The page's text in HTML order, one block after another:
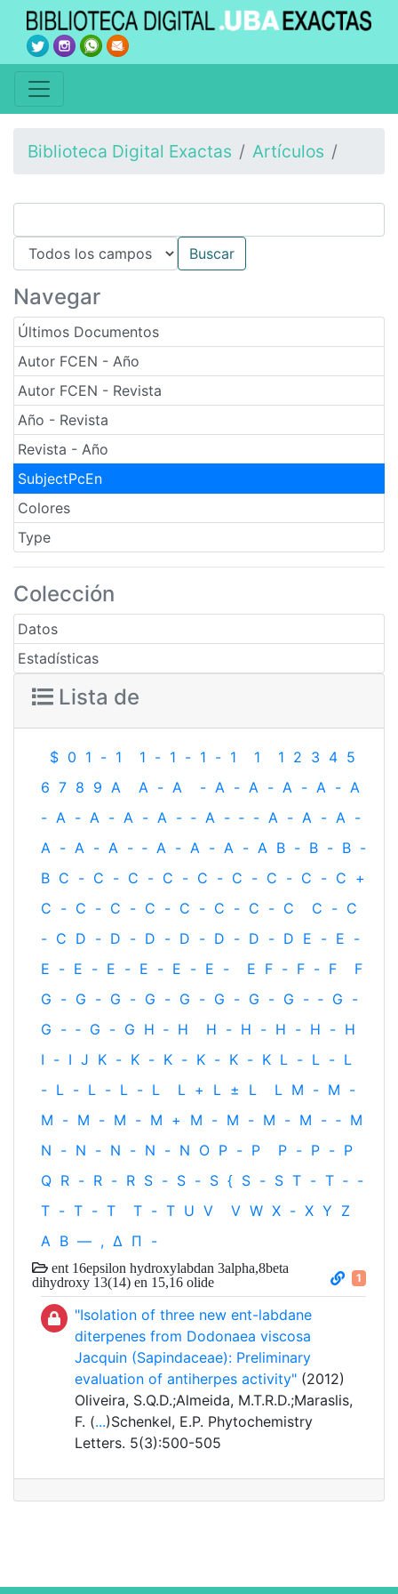
Biblioteca Digital Exactas Artículos
Navegar
Últimos Documentos
Autor FCEN - Año
Autor FCEN - Revista
Año - Revista
Revista - Año
SubjectPcEn
Colores
Type
Colección
Datos
Estadísticas
Lista de
$ 0 1 - 1 1 - 1 - 1 - 1 1 1 2 3 4 5
6 7 8 9 A A - A - A - A - A - A - A
- A - A - A - A - ‐ A - ‐ - A - A - A -
A - A - A - ‐ A - A - A - A B - B - B -
B C - C - C - C - C - C - C - C - C +
C - C - C - C - C - C - C - C C - C
- C D - D - D - D - D - D - D E - E -
E - E - E - E - E - E - E F - F - F
F
G - G - G - G - G - G - G - G - ‐ G -
G - ‐ G - G H ‐ H H - H - H - H - H
I - I J K - K - K - K - K - K L - L - L
- L - L - L - L L + L ± L L M - M -
M - M - M - M + M - M - M - M - ‐ M
N - N - N - N - N O P - P P - P - P
Q R - R - R S - S - S { S - S T - T ‐ -
T - T - T T - T U V V W X - X Y Z
Α Β — , Δ Π -
ent 16epsilon hydroxylabdan 3alpha,8beta
dihydroxy 13(14) en 15,16 olide
1
"Isolation of three new ent-labdane
diterpenes from Dodonaea viscosa
Jacquin (Sapindaceae): Preliminary
evaluation of antiherpes activity" (2012)
Oliveira, S.Q.D.;Almeida, M.T.R.D.;Maraslis,
F. (...)Schenkel, E.P. Phytochemistry
Letters. 5(3):500-505